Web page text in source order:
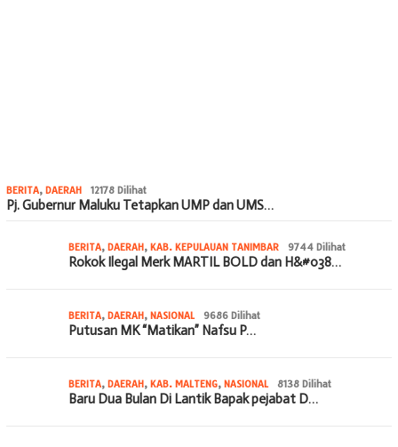
BERITA, DAERAH 12178 Dilihat
Pj. Gubernur Maluku Tetapkan UMP dan UMS…
BERITA, DAERAH, KAB. KEPULAUAN TANIMBAR 9744 Dilihat
Rokok Ilegal Merk MARTIL BOLD dan H&#038…
BERITA, DAERAH, NASIONAL 9686 Dilihat
Putusan MK “Matikan” Nafsu P…
BERITA, DAERAH, KAB. MALTENG, NASIONAL 8138 Dilihat
Baru Dua Bulan Di Lantik Bapak pejabat D…